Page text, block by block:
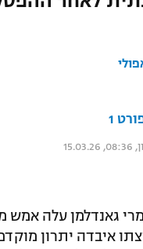
1
גאנדלמן עלה